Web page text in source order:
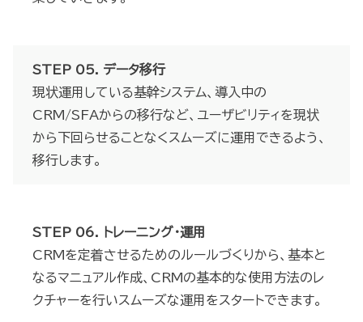
STEP 05. データ移行
現状運用している基幹システム、導入中の
CRM/SFAからの移行など、ユーザビリティを現状
から下回らせることなくスムーズに運用できるよう、
移行します。
STEP 06. トレーニング・運用
CRMを定着させるためのルールづくりから、基本と
なるマニュアル作成、CRMの基本的な使用方法のレ
クチャーを行いスムーズな運用をスタートできます。